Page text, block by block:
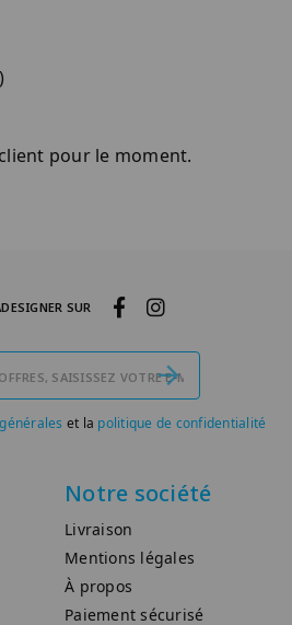
pour le moment.
et la politique de confidentialité
SUR
Notre société
Livraison
Mentions légales
À propos
Paiement sécurisé